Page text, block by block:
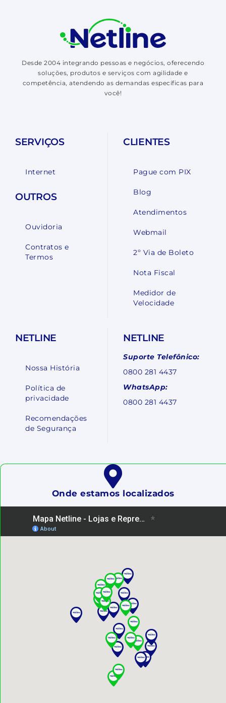
Desde 2004 integrando pessoas e negócios, oferecendo
soluções, produtos e serviços com agilidade e
competência, atendendo as demandas específicas para
você!
SERVIÇOS
Internet
OUTROS
Ouvidoria
Contratos e
Termos
CLIENTES
Pague com PIX
Blog
Atendimentos
Webmail
2º Via de Boleto
Nota Fiscal
Medidor de
Velocidade
NETLINE
Nossa História
Política de
privacidade
Recomendações
de Segurança
NETLINE
Suporte Telefônico:
0800 281 4437
WhatsApp:
0800 281 4437
Onde estamos localizados